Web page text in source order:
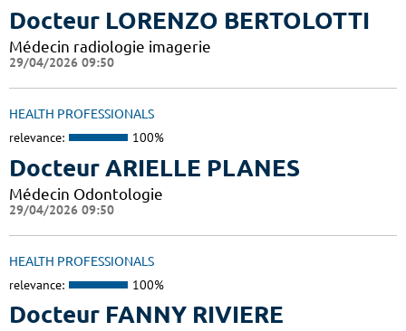
Docteur LORENZO BERTOLOTTI
Médecin radiologie imagerie
29/04/2026 09:50
HEALTH PROFESSIONALS
relevance: 100%
Docteur ARIELLE PLANES
Médecin Odontologie
29/04/2026 09:50
HEALTH PROFESSIONALS
relevance: 100%
Docteur FANNY RIVIERE